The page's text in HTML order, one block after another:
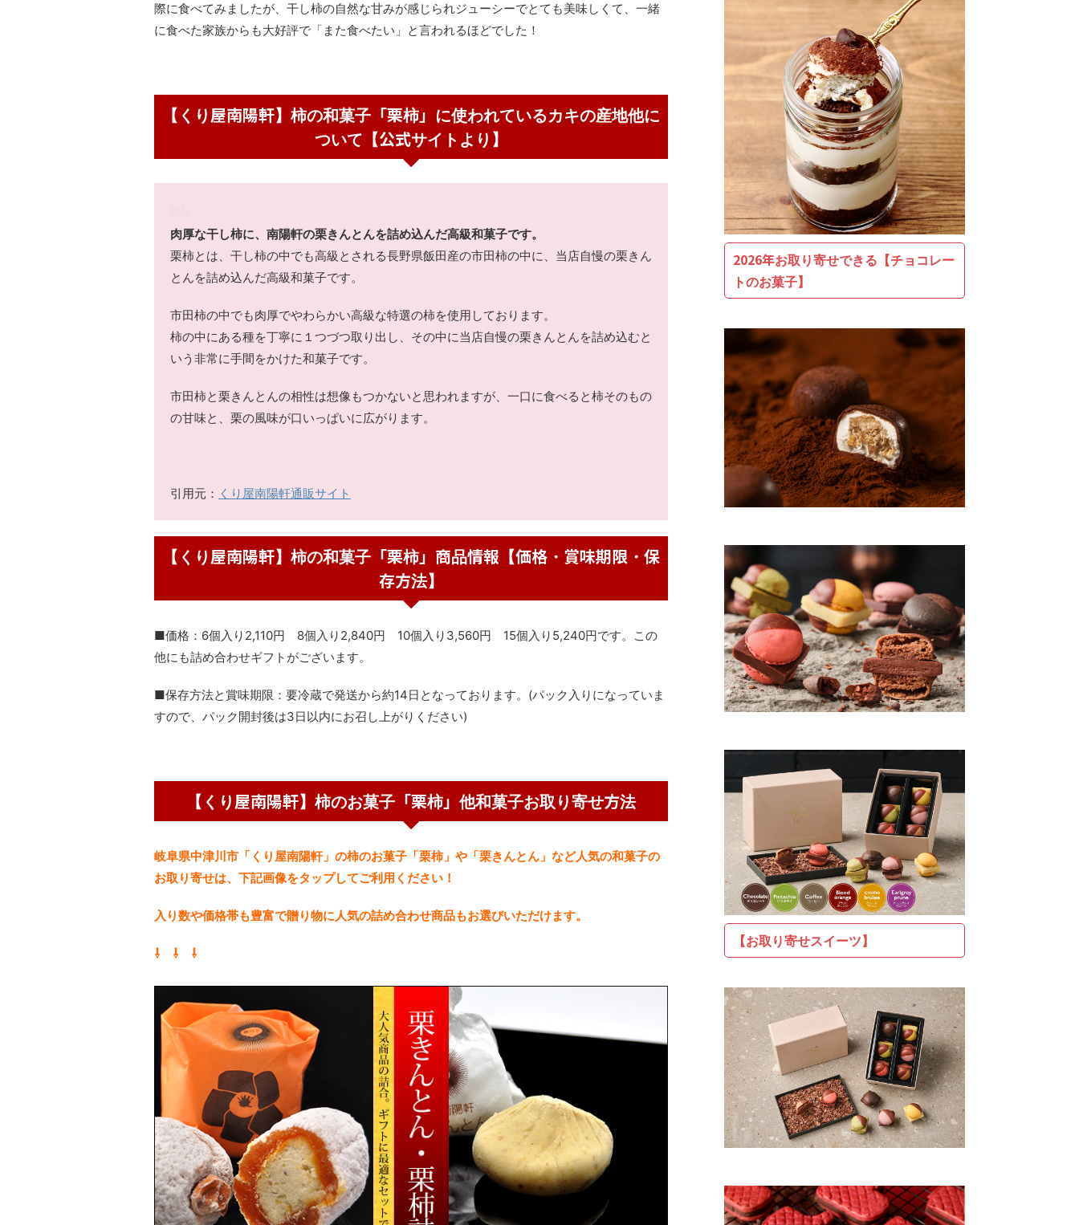
際に食べてみましたが、干し柿の自然な甘みが感じられジューシーでとても美味しくて、一緒
に食べた家族からも大好評で「また食べたい」と言われるほどでした！
【くり屋南陽軒】柿の和菓子「栗柿」に使われているカキの産地他に
ついて【公式サイトより】
肉厚な干し柿に、南陽軒の栗きんとんを詰め込んだ高級和菓子です。
栗柿とは、干し柿の中でも高級とされる長野県飯田産の市田柿の中に、当店自慢の栗きん
とんを詰め込んだ高級和菓子です。
市田柿の中でも肉厚でやわらかい高級な特選の柿を使用しております。
柿の中にある種を丁寧に１つづつ取り出し、その中に当店自慢の栗きんとんを詰め込むと
いう非常に手間をかけた和菓子です。
市田柿と栗きんとんの相性は想像もつかないと思われますが、一口に食べると柿そのもの
の甘味と、栗の風味が口いっぱいに広がります。
引用元： くり屋南陽軒通販サイト
【くり屋南陽軒】柿の和菓子「栗柿」商品情報【価格・賞味期限・保
存方法】
■価格：6個入り2,110円 8個入り2,840円 10個入り3,560円 15個入り5,240円です。この
他にも詰め合わせギフトがございます。
■保存方法と賞味期限：要冷蔵で発送から約14日となっております。(パック入りになっていま
すので、パック開封後は3日以内にお召し上がりください)
【くり屋南陽軒】柿のお菓子「栗柿」他和菓子お取り寄せ方法
岐阜県中津川市「くり屋南陽軒」の柿のお菓子「栗柿」や「栗きんとん」など人気の和菓子の
お取り寄せは、下記画像をタップしてご利用ください！
入り数や価格帯も豊富で贈り物に人気の詰め合わせ商品もお選びいただけます。
⇩ ⇩ ⇩
2026年お取り寄せできる【チョコレー
トのお菓子】
【お取り寄せスイーツ】